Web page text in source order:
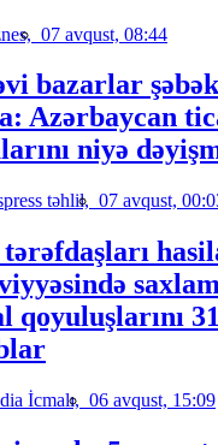
07 avqust, 08:44
bazarlar
Azərbaycan
niyə
təhlil, 07 avqust,
qoyuluşlarını
İcmalı, 06 avqust, 15:09